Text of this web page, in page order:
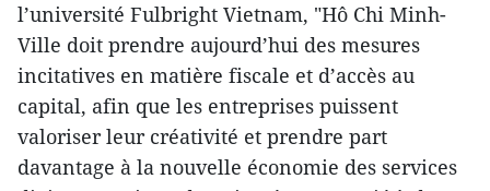
l’université Fulbright Vietnam, "Hô Chi Minh-
Ville doit prendre aujourd’hui des mesures
incitatives en matière fiscale et d’accès au
capital, afin que les entreprises puissent
valoriser leur créativité et prendre part
davantage à la nouvelle économie des services